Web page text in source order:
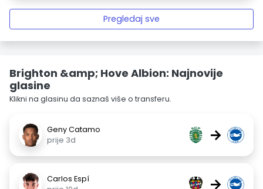
Pregledaj sve
Brighton &amp; Hove Albion: Najnovije
glasine
Klikni na glasinu da saznaš više o transferu.
Geny Catamo
prije 3d
→
Carlos Espí
→